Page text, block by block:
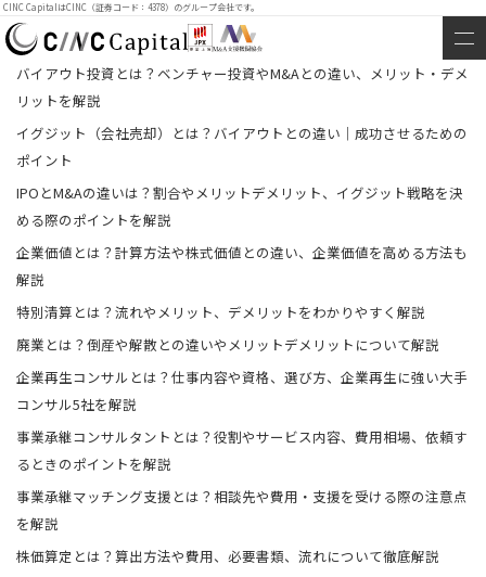
CINC CapitalはCINC（証券コード：4378）のグループ会社です。
バイアウト投資とは？ベンチャー投資やM&Aとの違い、メリット・デメ
リットを解説
イグジット（会社売却）とは？バイアウトとの違い｜成功させるための
ポイント
IPOとM&Aの違いは？割合やメリットデメリット、イグジット戦略を決
める際のポイントを解説
企業価値とは？計算方法や株式価値との違い、企業価値を高める方法も
解説
特別清算とは？流れやメリット、デメリットをわかりやすく解説
廃業とは？倒産や解散との違いやメリットデメリットについて解説
企業再生コンサルとは？仕事内容や資格、選び方、企業再生に強い大手
コンサル5社を解説
事業承継コンサルタントとは？役割やサービス内容、費用相場、依頼す
るときのポイントを解説
事業承継マッチング支援とは？相談先や費用・支援を受ける際の注意点
を解説
株価算定とは？算出方法や費用、必要書類、流れについて徹底解説